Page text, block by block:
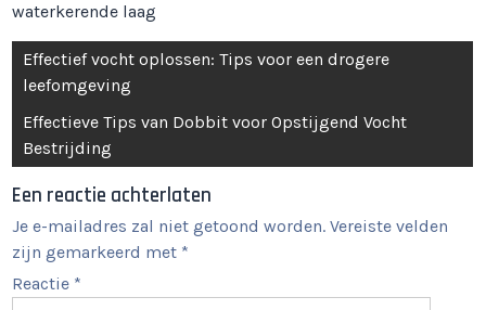
waterkerende laag
Berichtnavigatie
Effectief vocht oplossen: Tips voor een drogere
leefomgeving
Effectieve Tips van Dobbit voor Opstijgend Vocht
Bestrijding
Een reactie achterlaten
Je e-mailadres zal niet getoond worden. Vereiste velden
zijn gemarkeerd met *
Reactie *